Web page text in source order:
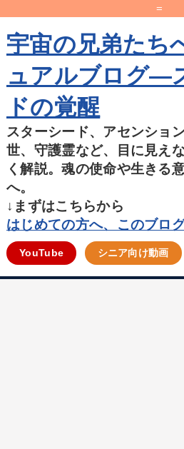
=
宇宙の兄弟たち
ュアルブログ―
ドの覚醒
スターシード、アセンショ
世、守護霊など、目に見え
く解説。魂の使命や生きる
へ。
↓まずはこちらから
はじめての方へ、このブロ
YouTube シニア向け動画